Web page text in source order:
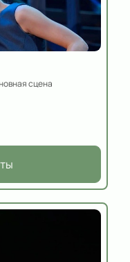
сцена